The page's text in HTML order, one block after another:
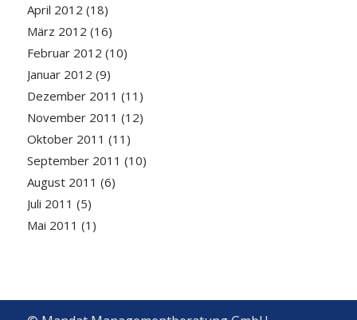
April 2012 (18)
März 2012 (16)
Februar 2012 (10)
Januar 2012 (9)
Dezember 2011 (11)
November 2011 (12)
Oktober 2011 (11)
September 2011 (10)
August 2011 (6)
Juli 2011 (5)
Mai 2011 (1)